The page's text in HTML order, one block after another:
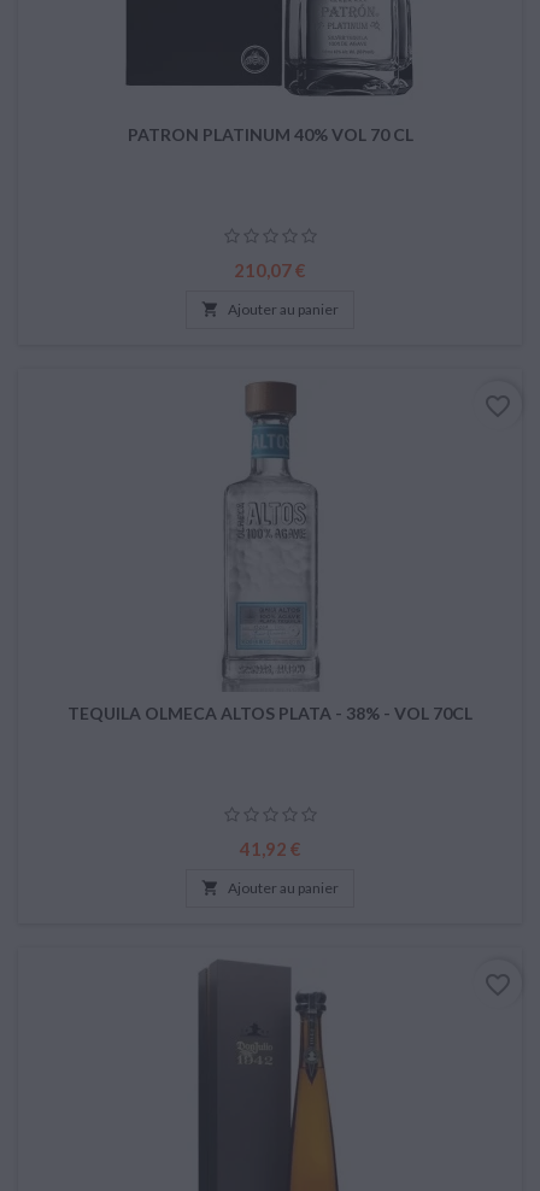
PATRON PLATINUM 40% VOL 70 CL
Prix
210,07 €
 Ajouter au panier
TEQUILA OLMECA ALTOS PLATA - 38% - VOL 70CL
Prix
41,92 €
 Ajouter au panier
favorite_border
favorite_border